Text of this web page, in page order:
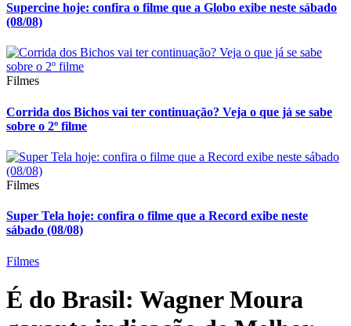
Supercine hoje: confira o filme que a Globo exibe neste sábado
(08/08)
Filmes
Corrida dos Bichos vai ter continuação? Veja o que já se sabe
sobre o 2º filme
Filmes
Super Tela hoje: confira o filme que a Record exibe neste
sábado (08/08)
Filmes
É do Brasil: Wagner Moura